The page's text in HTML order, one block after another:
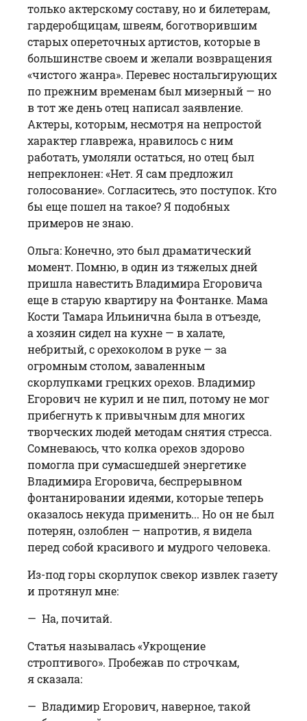
только актерскому составу, но и билетерам,
гардеробщицам, швеям, боготворившим
старых опереточных артистов, которые в
большинстве своем и желали возвращения
«чистого жанра». Перевес ностальгирующих
по прежним временам был мизерный — но
в тот же день отец написал заявление.
Актеры, которым, несмотря на непростой
характер главрежа, нравилось с ним
работать, умоляли остаться, но отец был
непреклонен: «Нет. Я сам предложил
голосование». Согласитесь, это поступок. Кто
бы еще пошел на такое? Я подобных
примеров не знаю.
Ольга: Конечно, это был драматичес­кий
момент. Помню, в один из тяжелых дней
пришла навестить Владимира Егоровича
еще в старую квартиру на Фонтанке. Мама
Кости Тамара Ильинична была в отъезде,
а хозяин сидел на кухне — в халате,
небритый, с орехоколом в руке — за
огромным столом, заваленным
скорлупками грецких орехов. Владимир
Егорович не курил и не пил, потому не мог
прибегнуть к привычным для многих
творческих людей методам снятия стресса.
Сомневаюсь, что колка орехов здорово
помогла при сумасшедшей энергетике
Владимира Егоровича, беспрерывном
фонтанировании идеями, которые теперь
оказалось некуда применить... Но он не был
потерян, озлоб­лен — напротив, я видела
перед собой красивого и мудрого человека.
Из-под горы скорлупок свекор извлек газету
и протянул мне:
— На, почитай.
Статья называлась «Укрощение
строптивого». Пробежав по строчкам,
я сказала:
— Владимир Егорович, наверное, такой